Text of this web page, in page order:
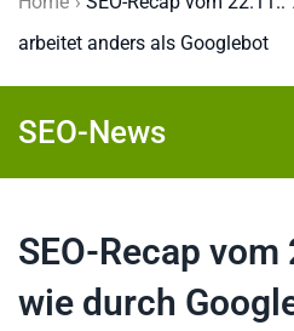
arbeitet anders als Googlebot
SEO-News
SEO-Recap
wie durch